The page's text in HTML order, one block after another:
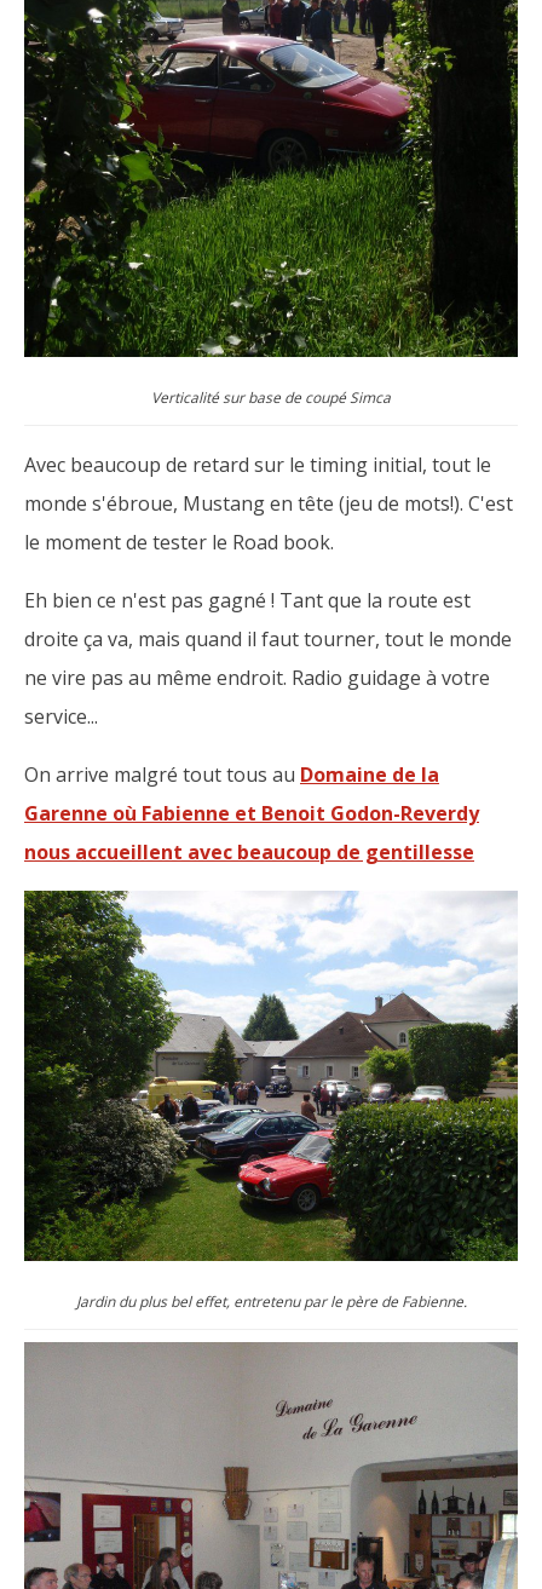
Verticalité sur base de coupé Simca
Avec beaucoup de retard sur le timing initial, tout le
monde s'ébroue, Mustang en tête (jeu de mots!). C'est
le moment de tester le Road book.
Eh bien ce n'est pas gagné ! Tant que la route est
droite ça va, mais quand il faut tourner, tout le monde
ne vire pas au même endroit. Radio guidage à votre
service...
On arrive malgré tout tous au Domaine de la
Garenne où Fabienne et Benoit Godon-Reverdy
nous accueillent avec beaucoup de gentillesse
Jardin du plus bel effet, entretenu par le père de Fabienne.